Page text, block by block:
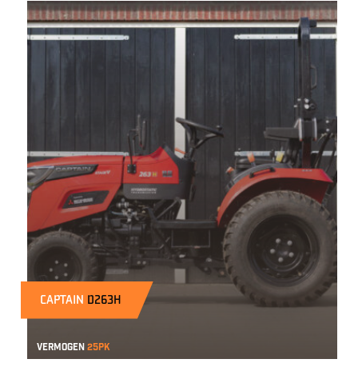
CAPTAIN D263H
vermogen25pk